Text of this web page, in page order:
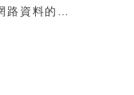
路資料的能